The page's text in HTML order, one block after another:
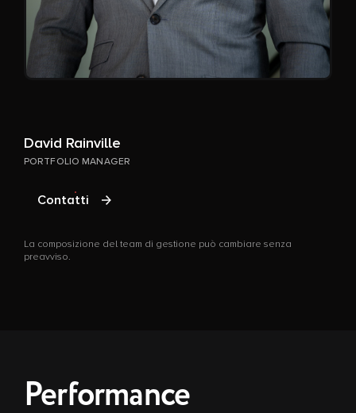
David Rainville
PORTFOLIO MANAGER
Contatti
La composizione del team di gestione può cambiare senza
preavviso.
Performance